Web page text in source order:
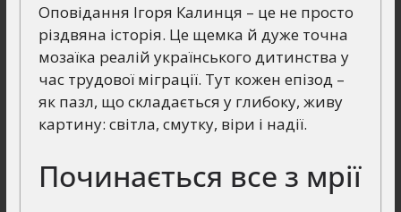
Оповідання Ігоря Калинця – це не просто
різдвяна історія. Це щемка й дуже точна
мозаїка реалій українського дитинства у
час трудової міграції. Тут кожен епізод –
як пазл, що складається у глибоку, живу
картину: світла, смутку, віри і надії.
Починається все з мрії